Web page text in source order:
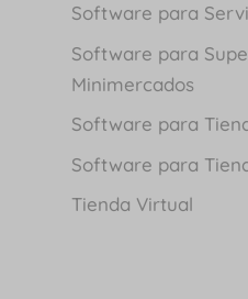
Software para
Software para
Minimercados
Software para
Software para
Tienda Virtual